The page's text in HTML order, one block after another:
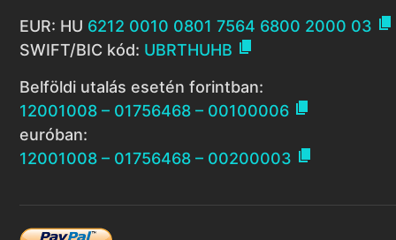
EUR: HU 6212 0010 0801 7564 6800 2000 03 
SWIFT/BIC kód: UBRTHUHB 
Belföldi utalás esetén forintban:
12001008 – 01756468 – 00100006 
euróban:
12001008 – 01756468 – 00200003 